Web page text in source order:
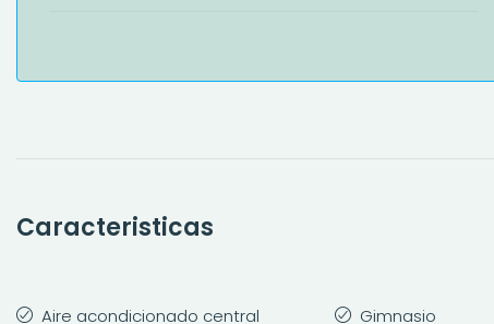
Caracteristicas
Aire acondicionado central Gimnasio